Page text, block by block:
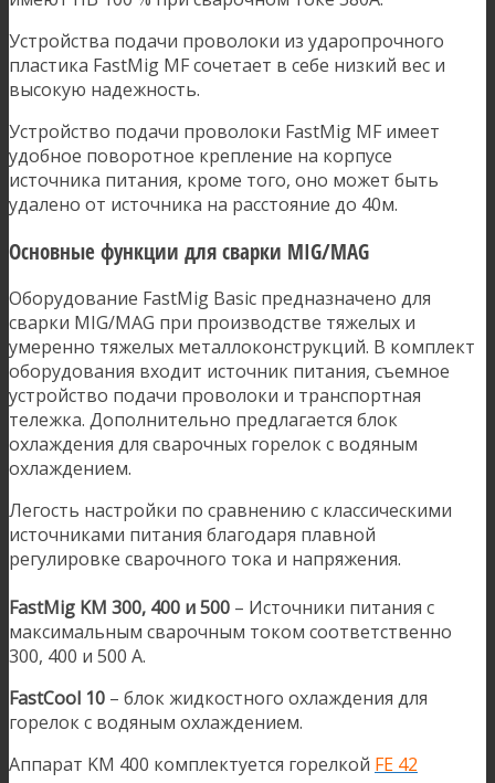
Устройства подачи проволоки из ударопрочного
пластика FastMig MF сочетает в себе низкий вес и
высокую надежность.
Устройство подачи проволоки FastMig MF имеет
удобное поворотное крепление на корпусе
источника питания, кроме того, оно может быть
удалено от источника на расстояние до 40м.
Основные функции для сварки MIG/MAG
Оборудование FastMig Basic предназначено для
сварки MIG/MAG при производстве тяжелых и
умеренно тяжелых металлоконструкций. В комплект
оборудования входит источник питания, съемное
устройство подачи проволоки и транспортная
тележка. Дополнительно предлагается блок
охлаждения для сварочных горелок с водяным
охлаждением.
Легость настройки по сравнению с классическими
источниками питания благодаря плавной
регулировке сварочного тока и напряжения.
FastMig KM 300, 400 и 500 – Источники питания с
максимальным сварочным током соответственно
300, 400 и 500 А.
FastCool 10 – блок жидкостного охлаждения для
горелок с водяным охлаждением.
Аппарат KM 400 комплектуется горелкой FE 42